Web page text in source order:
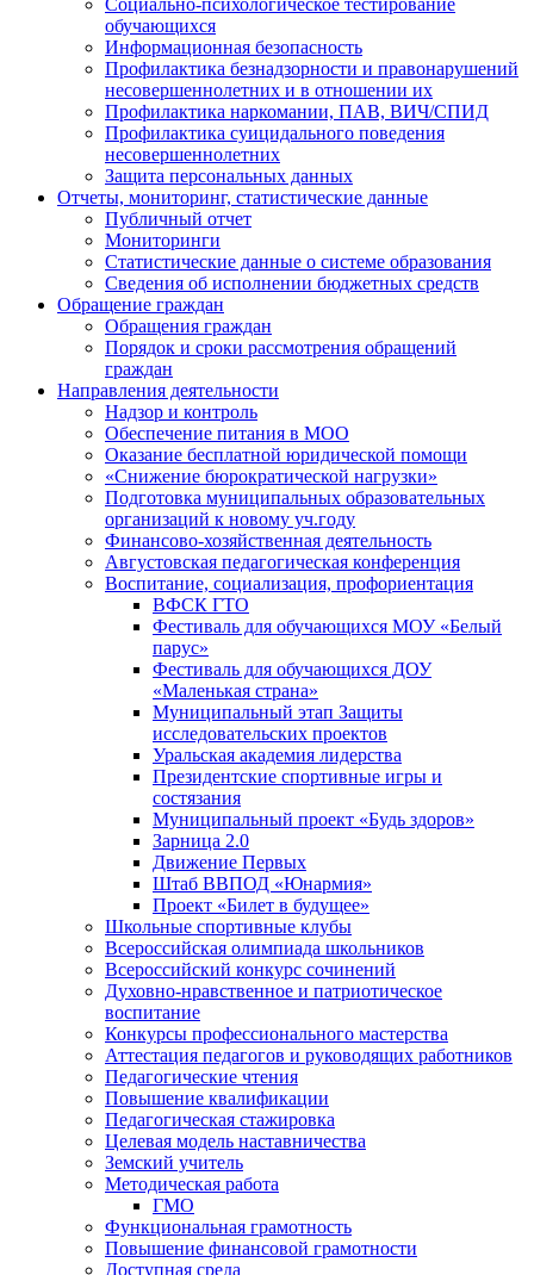
Социально-психологическое тестирование
обучающихся
Информационная безопасность
Профилактика безнадзорности и правонарушений
несовершеннолетних и в отношении их
Профилактика наркомании, ПАВ, ВИЧ/СПИД
Профилактика суицидального поведения
несовершеннолетних
Защита персональных данных
Отчеты, мониторинг, статистические данные
Публичный отчет
Мониторинги
Статистические данные о системе образования
Сведения об исполнении бюджетных средств
Обращение граждан
Обращения граждан
Порядок и сроки рассмотрения обращений
граждан
Направления деятельности
Надзор и контроль
Обеспечение питания в МОО
Оказание бесплатной юридической помощи
«Снижение бюрократической нагрузки»
Подготовка муниципальных образовательных
организаций к новому уч.году
Финансово-хозяйственная деятельность
Августовская педагогическая конференция
Воспитание, социализация, профориентация
ВФСК ГТО
Фестиваль для обучающихся МОУ «Белый
парус»
Фестиваль для обучающихся ДОУ
«Маленькая страна»
Муниципальный этап Защиты
исследовательских проектов
Уральская академия лидерства
Президентские спортивные игры и
состязания
Муниципальный проект «Будь здоров»
Зарница 2.0
Движение Первых
Штаб ВВПОД «Юнармия»
Проект «Билет в будущее»
Школьные спортивные клубы
Всероссийская олимпиада школьников
Всероссийский конкурс сочинений
Духовно-нравственное и патриотическое
воспитание
Конкурсы профессионального мастерства
Аттестация педагогов и руководящих работников
Педагогические чтения
Повышение квалификации
Педагогическая стажировка
Целевая модель наставничества
Земский учитель
Методическая работа
ГМО
Функциональная грамотность
Повышение финансовой грамотности
Доступная среда